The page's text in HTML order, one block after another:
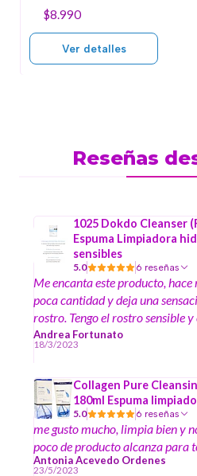
$8.990
Ver detalles
Reseñas
1025 Dokdo Cleanser
Espuma Limpiadora
sensibles
5.0 6 reseñas
Me encanta este producto,
poca cantidad y deja una
rostro. Tengo el rostro sensible
momento no me ha echo mal.
Andrea Fortunato
18/3/2023
Collagen Pure
180ml Espuma
5.0 6 reseñas
me gusto mucho, limpia bien y
poco de producto alcanza para
Antonia Acevedo Ordenes
23/5/2023